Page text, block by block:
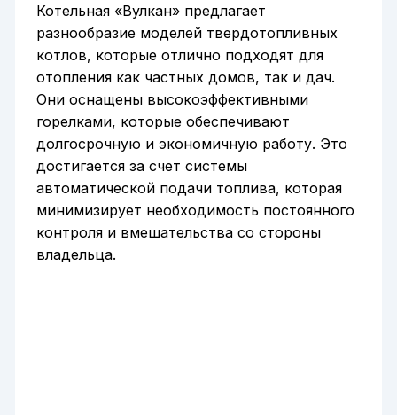
Котельная «Вулкан» предлагает
разнообразие моделей твердотопливных
котлов, которые отлично подходят для
отопления как частных домов, так и дач.
Они оснащены высокоэффективными
горелками, которые обеспечивают
долгосрочную и экономичную работу. Это
достигается за счет системы
автоматической подачи топлива, которая
минимизирует необходимость постоянного
контроля и вмешательства со стороны
владельца.